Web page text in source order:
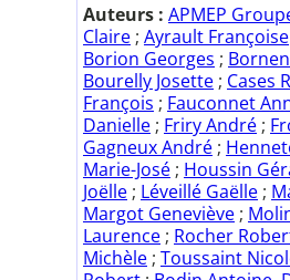
Auteurs : APMEP
Claire ; Ayrault Françoise
Borion Georges ;
Bourelly Josette ; Cases
François ; Fauconnet
Danielle ; Friry André ;
Gagneux André ;
Marie-José ; Houssin
Joëlle ; Léveillé Gaëlle ;
Margot Geneviève ;
Laurence ; Rocher
Michèle ; Toussaint